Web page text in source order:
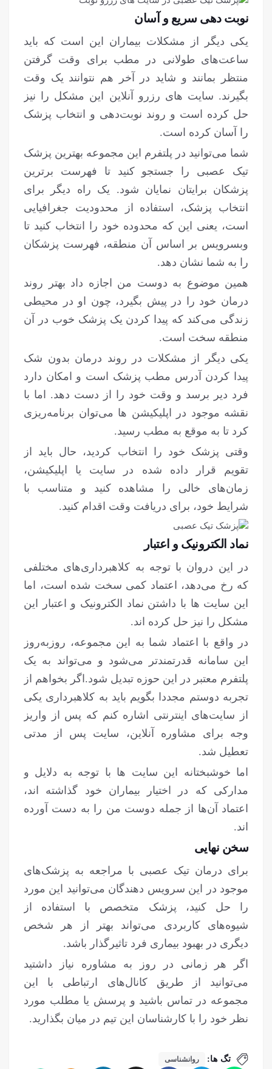
نوبت دهی سریع و آسان
یکی دیگر از مشکلات بیماران این است که باید
ساعت‌های طولانی در مطب برای وقت گرفتن
منتظر بمانند و شاید در آخر هم نتوانند یک وقت
بگیرند. سایت های رزرو آنلاین این مشکل را نیز
حل کرده است و روند نوبت‌دهی و انتخاب پزشک
را آسان کرده است.
شما می‌توانید در پلتفرم این مجموعه بهترین پزشک
تیک عصبی را جستجو کنید تا فهرست برترین
پزشکان برایتان نمایان شود. یک راه دیگر برای
انتخاب پزشک، استفاده از محدودیت جغرافیایی
است، یعنی این که محدوده خود را انتخاب کنید تا
وبسرویس بر اساس آن منطقه، فهرست پزشکان
را به شما نشان دهد.
همین موضوع به دوست من اجازه داد بهتر روند
درمان خود را در پیش بگیرد، چون او در محیطی
زندگی می‌کند که پیدا کردن یک پزشک خوب در آن
منطقه سخت است.
یکی دیگر از مشکلات در روند درمان بدون شک
پیدا کردن آدرس مطب پزشک است و امکان دارد
فرد دیر برسد و وقت خود را از دست دهد. اما با
نقشه موجود در اپلیکیشن ها می‌توان برنامه‌ریزی
کرد تا به موقع به مطب رسید.
وقتی پزشک خود را انتخاب کردید، حال باید از
تقویم قرار داده شده در سایت یا اپلیکیشن،
زمان‌های خالی را مشاهده کنید و متناسب با
شرایط خود، برای دریافت وقت اقدام کنید.
نماد الکترونیک و اعتبار
در این دروان با توجه به کلاهبرداری‌های مختلفی
که رخ می‌دهد، اعتماد کمی سخت شده است، اما
این سایت ها با داشتن نماد الکترونیک و اعتبار این
مشکل را نیز حل کرده اند.
در واقع با اعتماد شما به این مجموعه، روزبه‌روز
این سامانه قدرتمندتر می‌شود و می‌تواند به یک
پلتفرم معتبر در این حوزه تبدیل شود.اگر بخواهم از
تجربه دوستم مجددا بگویم باید به کلاهبرداری یکی
از سایت‌های اینترنتی اشاره کنم که پس از واریز
وجه برای مشاوره آنلاین، سایت پس از مدتی
تعطیل شد.
اما خوشبختانه این سایت ها با توجه به دلایل و
مدارکی که در اختیار بیماران خود گذاشته اند،
اعتماد آن‌ها از جمله دوست من را به دست آورده
اند.
سخن نهایی
برای درمان تیک عصبی با مراجعه به پزشک‌های
موجود در این سرویس دهندگان می‌توانید این مورد
را حل کنید، پزشک متخصص با استفاده از
شیوه‌های کاربردی می‌تواند بهتر از هر شخص
دیگری در بهبود بیماری فرد تاثیرگذار باشد.
اگر هر زمانی در روز به مشاوره نیاز داشتید
می‌توانید از طریق کانال‌های ارتباطی با این
مجموعه در تماس باشید و پرسش یا مطلب مورد
نظر خود را با کارشناسان این تیم در میان بگذارید.
تگ ها: روانشناسی